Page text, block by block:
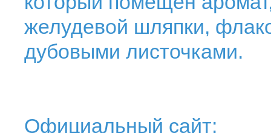
желудевой шляпки,
дубовыми листочками.
Официальный сайт: